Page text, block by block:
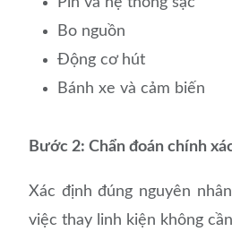
Bo nguồn
Động cơ hút
Bánh xe và cảm biến
Bước 2: Chẩn đoán chính
Xác định đúng nguyên
việc thay linh kiện không